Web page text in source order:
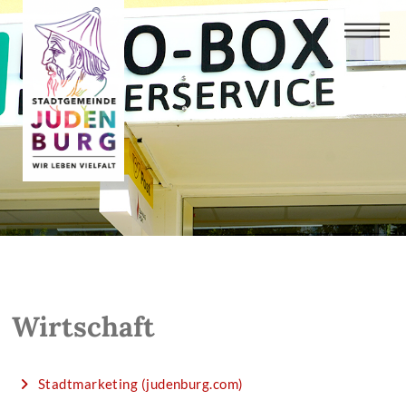
Wirtschaft
Stadtmarketing (judenburg.com)